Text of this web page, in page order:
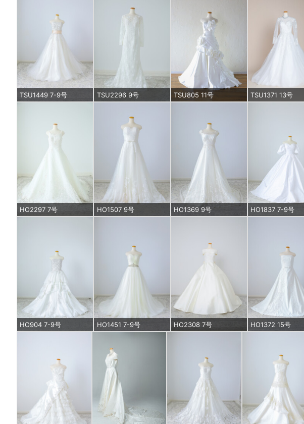
TSU1449 7-9号 TSU2296 9号 TSU805 11号 TSU1371 13号
HO2297 7号 HO1507 9号 HO1369 9号 HO1837 7-9号
HO904 7-9号 HO1451 7-9号 HO2308 7号 HO1372 15号